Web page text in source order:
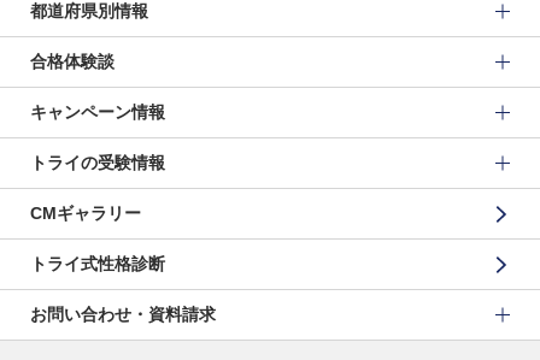
都道府県別情報
合格体験談
キャンペーン情報
トライの受験情報
CMギャラリー
トライ式性格診断
お問い合わせ・資料請求